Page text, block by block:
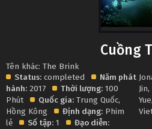
Cuồng
Tên khác: The Brink
Status: completed
Năm phát
hành: 2017 Thời lượng: 100
Phút
Quốc gia: Trung Quốc,
Hồng Kông
Định dạng: Phim
lẻ
Số tập: 1 Đạo diễn:
Jin,
Yue